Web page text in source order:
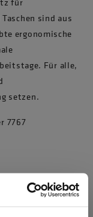
sind aus
ergonomische
Für alle,
setzen.
7767